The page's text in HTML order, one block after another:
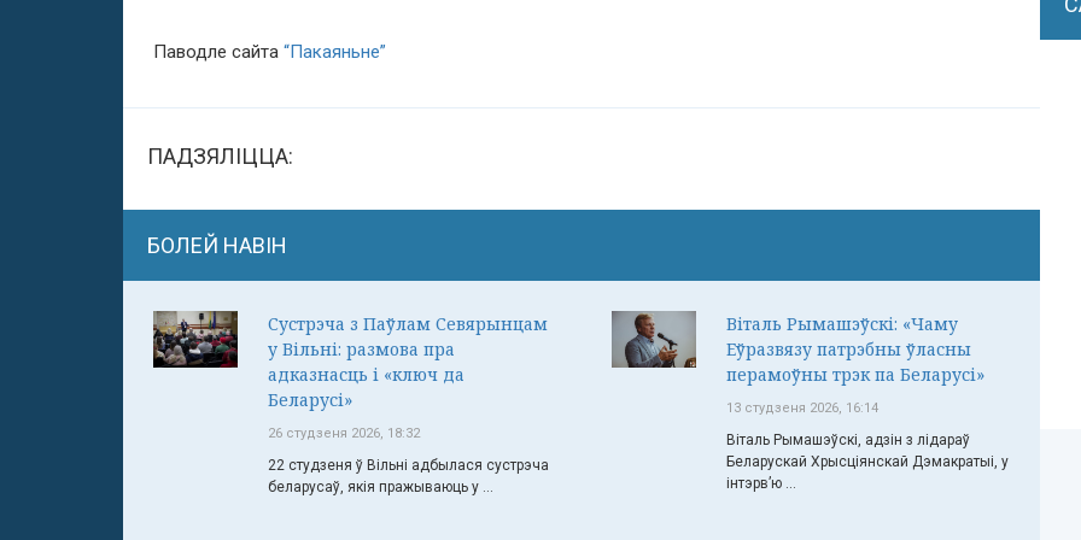
Паводле сайта “Пакаяньне”
ПАДЗЯЛІЦЦА:
БОЛЕЙ НАВІН
Сустрэча з Паўлам Севярынцам
у Вільні: размова пра
адказнасць і «ключ да
Беларусі»
26 студзеня 2026, 18:32
22 студзеня ў Вільні адбылася сустрэча
беларусаў, якія пражываюць у ...
Віталь Рымашэўскі: «Чаму
Еўразвязу патрэбны ўласны
перамоўны трэк па Беларусі»
13 студзеня 2026, 16:14
Віталь Рымашэўскі, адзін з лідараў
Беларускай Хрысціянскай Дэмакратыі, у
інтэрв’ю ...